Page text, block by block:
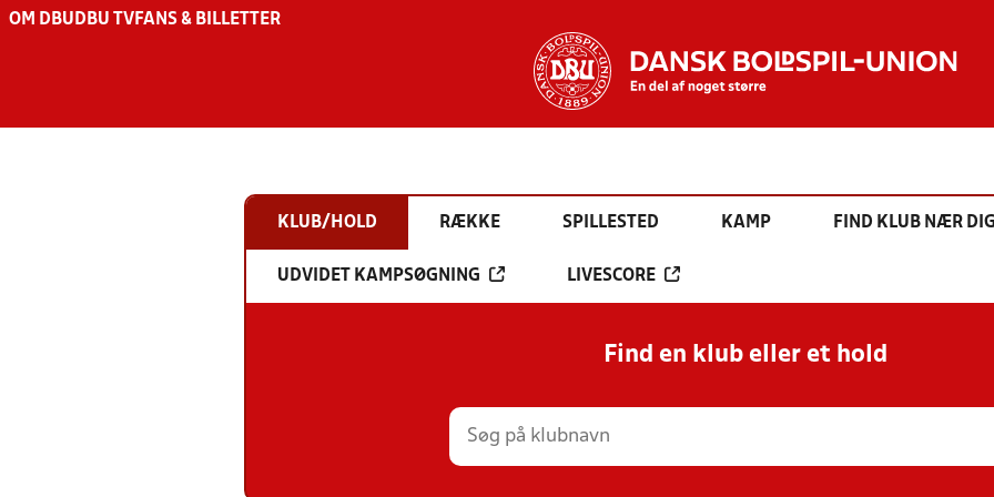
OM DBU DBU TV FANS & BILLETTER
KLUB/HOLD RÆKKE SPILLESTED KAMP FIND KLUB NÆR DIG
UDVIDET KAMPSØGNING LIVESCORE
Find en klub eller et hold